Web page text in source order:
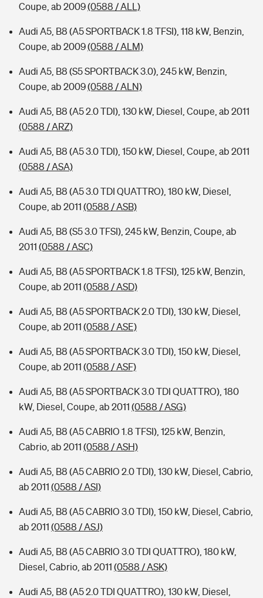
Coupe, ab 2009(0588 / ALL)
Audi A5, B8 (A5 SPORTBACK 1.8 TFSI), 118 kW, Benzin,
Coupe, ab 2009(0588 / ALM)
Audi A5, B8 (S5 SPORTBACK 3.0), 245 kW, Benzin,
Coupe, ab 2009(0588 / ALN)
Audi A5, B8 (A5 2.0 TDI), 130 kW, Diesel, Coupe, ab 2011
(0588 / ARZ)
Audi A5, B8 (A5 3.0 TDI), 150 kW, Diesel, Coupe, ab 2011
(0588 / ASA)
Audi A5, B8 (A5 3.0 TDI QUATTRO), 180 kW, Diesel,
Coupe, ab 2011 (0588 / ASB)
Audi A5, B8 (S5 3.0 TFSI), 245 kW, Benzin, Coupe, ab
2011 (0588 / ASC)
Audi A5, B8 (A5 SPORTBACK 1.8 TFSI), 125 kW, Benzin,
Coupe, ab 2011 (0588 / ASD)
Audi A5, B8 (A5 SPORTBACK 2.0 TDI), 130 kW, Diesel,
Coupe, ab 2011 (0588 / ASE)
Audi A5, B8 (A5 SPORTBACK 3.0 TDI), 150 kW, Diesel,
Coupe, ab 2011 (0588 / ASF)
Audi A5, B8 (A5 SPORTBACK 3.0 TDI QUATTRO), 180
kW, Diesel, Coupe, ab 2011 (0588 / ASG)
Audi A5, B8 (A5 CABRIO 1.8 TFSI), 125 kW, Benzin,
Cabrio, ab 2011 (0588 / ASH)
Audi A5, B8 (A5 CABRIO 2.0 TDI), 130 kW, Diesel, Cabrio,
ab 2011 (0588 / ASI)
Audi A5, B8 (A5 CABRIO 3.0 TDI), 150 kW, Diesel, Cabrio,
ab 2011 (0588 / ASJ)
Audi A5, B8 (A5 CABRIO 3.0 TDI QUATTRO), 180 kW,
Diesel, Cabrio, ab 2011 (0588 / ASK)
Audi A5, B8 (A5 2.0 TDI QUATTRO), 130 kW, Diesel,